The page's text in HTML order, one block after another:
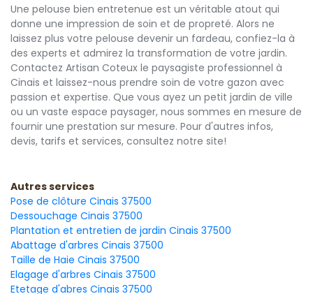
Une pelouse bien entretenue est un véritable atout qui
donne une impression de soin et de propreté. Alors ne
laissez plus votre pelouse devenir un fardeau, confiez-la à
des experts et admirez la transformation de votre jardin.
Contactez Artisan Coteux le paysagiste professionnel à
Cinais et laissez-nous prendre soin de votre gazon avec
passion et expertise. Que vous ayez un petit jardin de ville
ou un vaste espace paysager, nous sommes en mesure de
fournir une prestation sur mesure. Pour d'autres infos,
devis, tarifs et services, consultez notre site!
Autres services
Pose de clôture Cinais 37500
Dessouchage Cinais 37500
Plantation et entretien de jardin Cinais 37500
Abattage d'arbres Cinais 37500
Taille de Haie Cinais 37500
Elagage d'arbres Cinais 37500
Etetage d'abres Cinais 37500